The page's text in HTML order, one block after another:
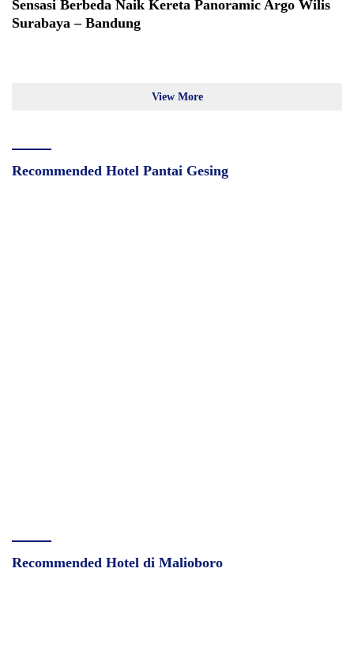
Sensasi Berbeda Naik Kereta Panoramic Argo Wilis
Surabaya – Bandung
View More
Recommended Hotel Pantai Gesing
Recommended Hotel di Malioboro